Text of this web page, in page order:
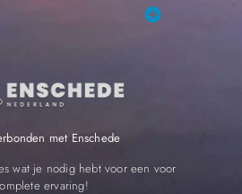
met Enschede
wat je nodig hebt voor een voor
ervaring!